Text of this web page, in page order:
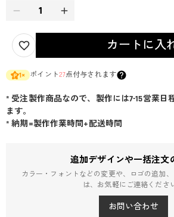
カートに入
1× ポイント27点付与されます
* 受注製作商品なので、製作には7-15営業日
ます。
* 納期=製作作業時間+配送時間
追加デザインや一括注文
カラー・フォントなどの変更や、ロゴの追加
は、お気軽にご連絡くださ
お問い合わせ